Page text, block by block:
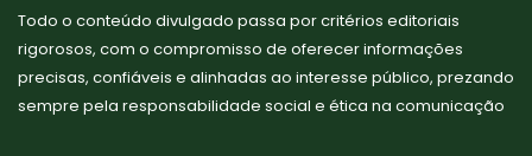
Todo o conteúdo divulgado passa por critérios editoriais
rigorosos, com o compromisso de oferecer informações
precisas, confiáveis e alinhadas ao interesse público, prezando
sempre pela responsabilidade social e ética na comunicação